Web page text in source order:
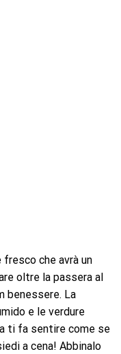
che avrà un
oltre la passera al
benessere. La
e le verdure
ti fa sentire come se
a cena! Abbinalo